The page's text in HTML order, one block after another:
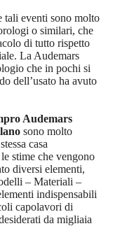
tali eventi sono molto
o similari, che
di tutto rispetto
La Audemars
che in pochi si
dell’usato ha avuto
Audemars
sono molto
casa
stime che vengono
diversi elementi,
– Materiali –
indispensabili
capolavori di
da migliaia